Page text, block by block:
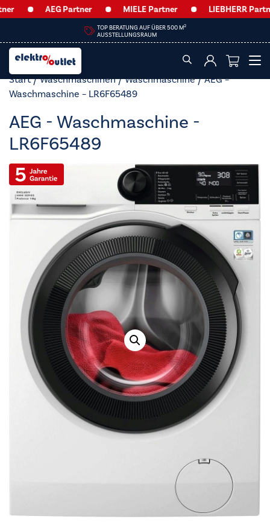
AEG Partner MIELE Partner LIEBHERR Partner
HEUTE GEÖFFNET VON
09:00 – 12:30 UHR & 14:00 – 18:00 UHR
Start/Waschmaschinen/Waschmaschine/ AEG –
Waschmaschine – LR6F65489
AEG - Waschmaschine -
LR6F65489